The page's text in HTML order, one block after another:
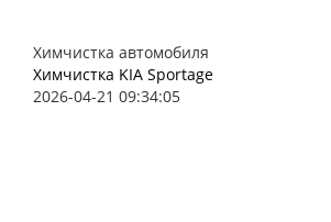
Химчистка автомобиля
Химчистка KIA Sportage
2026-04-21 09:34:05